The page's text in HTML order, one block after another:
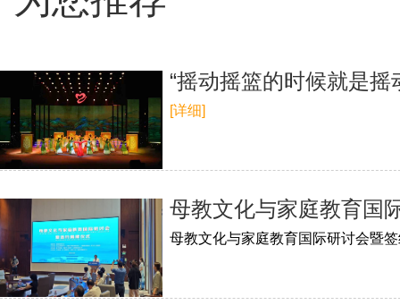
“摇动摇篮的时候就是
[详细]
母教文化与家庭教育国
母教文化与家庭教育国际研讨会暨